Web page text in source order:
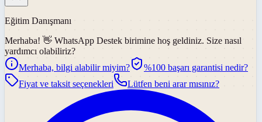
Eğitim Danışmanı
Merhaba! 👋 WhatsApp Destek birimine hoş geldiniz. Size nasıl
yardımcı olabiliriz?
Merhaba, bilgi alabilir miyim?
%100 başarı garantisi nedir?
Fiyat ve taksit seçenekleri
Lütfen beni arar mısınız?